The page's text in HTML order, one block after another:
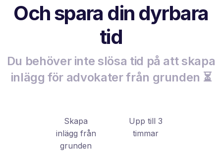
Och spara din dyrbara
tid
Du behöver inte slösa tid på att skapa
inlägg för advokater från grunden ⏳
Skapa
inlägg från
grunden
Upp till 3
timmar